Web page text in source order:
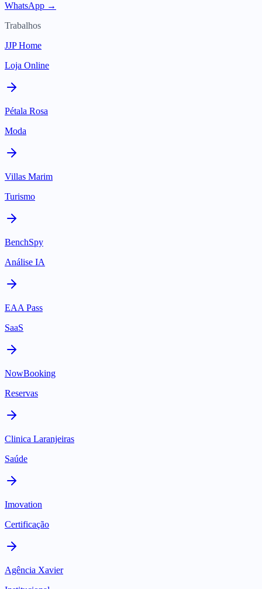
WhatsApp →
Trabalhos
JJP Home
Loja Online
Pétala Rosa
Moda
Villas Marim
Turismo
BenchSpy
Análise IA
EAA Pass
SaaS
NowBooking
Reservas
Clinica Laranjeiras
Saúde
Imovation
Certificação
Agência Xavier